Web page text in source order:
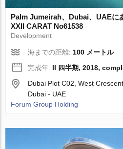
Palm Jumeirah、Dubai、UAEに
XXII CARAT No61538
Development
海までの距離:100 メートル
完成年: II 四半期, 2018,
Dubai Plot C02, West
Dubai - UAE
Forum Group Holding